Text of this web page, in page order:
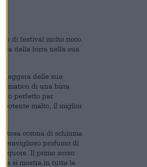
di festival molto ricco.
della birra nella sua
leggera delle sue
di una birra
perfetto per
potente malto, il miglior
corona di schiuma
profumo di
liquore. Il primo sorso
e si mostra in tutte le